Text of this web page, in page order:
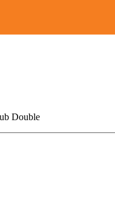
Double